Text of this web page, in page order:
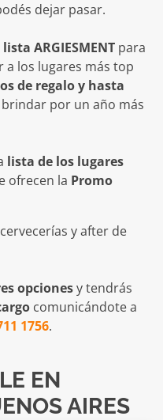
dejar pasar.
ARGIESMENT para
a los lugares más top
de regalo y hasta
por un año más
lista de los lugares
ofrecen la Promo
opcionesy tendrás
comunicándote a
1756.
EN
AIRES